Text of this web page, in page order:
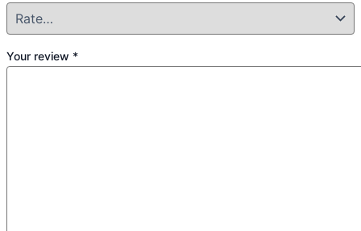
Your review *